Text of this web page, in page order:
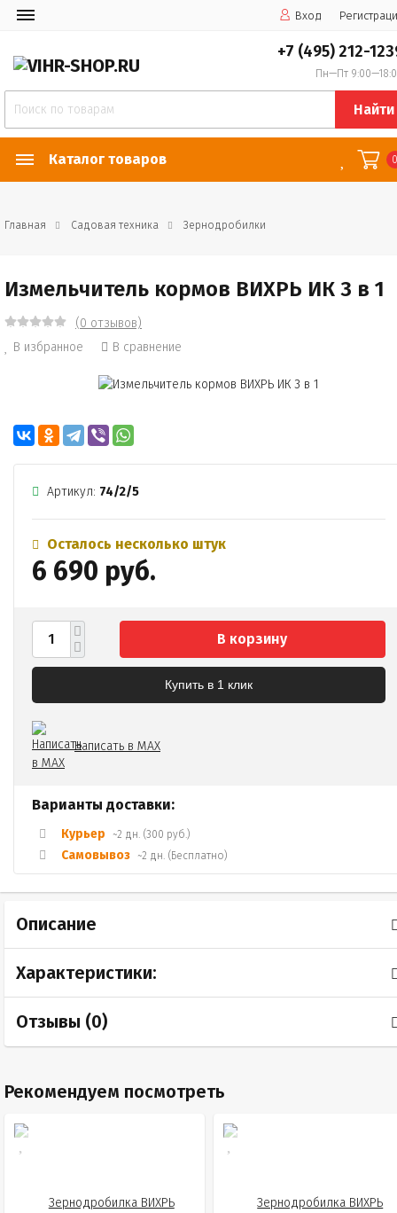
Вход
+7 (495) 212-
Пн—Пт
Найти
Каталог товаров
Главная Садовая техника Зернодробилки
Измельчитель кормов ВИХРЬ ИК 3 в 1
(0 отзывов)
В избранное
В сравнение
Артикул: 74/2/5
Осталось несколько штук
6 690 руб.
В корзину
Купить в 1 клик
Написать в MAX
Варианты доставки:
Курьер ~2 дн. (300 руб.)
Самовывоз ~2 дн. (Бесплатно)
Описание
Характеристики:
Отзывы (0)
Рекомендуем посмотреть